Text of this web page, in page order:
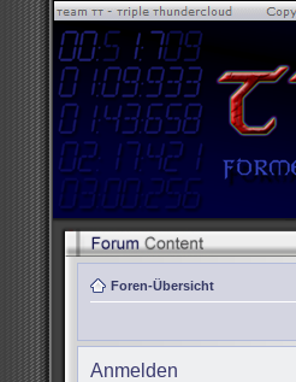
Foren-Übersicht
Anmelden